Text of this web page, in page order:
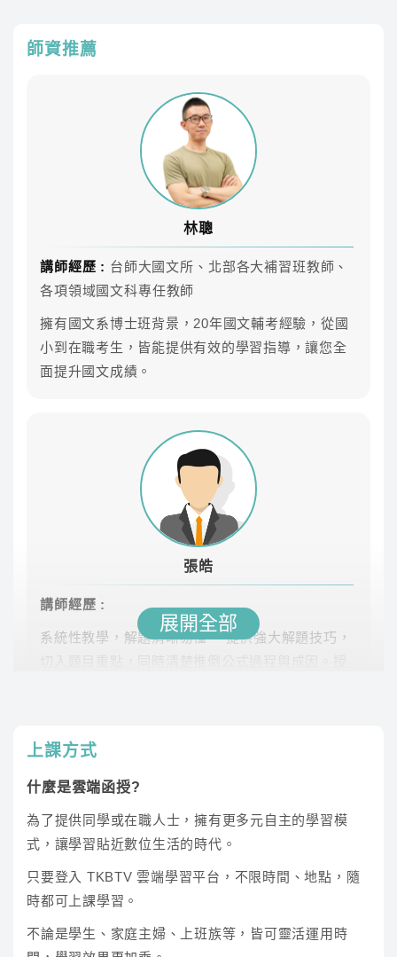
專業師資團隊，教學內容紮實完整，課程類組選擇多元
課後LINE社群與其他考生切磋討論、專員1對1諮詢協助
雲端課程不受時間地點、不受制式課表的限制，任何時
課程內容
專業師資團隊領軍，共同科目、專業科目AB皆可自
由選擇喜歡的師資來搭配
科目 師資
李華
傑瑞 34.4
職)
熱力學
流體力學
流體機械 林禾
※此為預估時數，課程時數依照老師實際授課為主
程，另部分為通用課程，若有疑問請點選右下角線上客
服諮詢
師資推薦
林聰
講師經歷 : 台師大國文所、北部各大補習班教師、
各項領域國文科專任教師
擁有國文系博士班背景，20年國文輔考經驗，從國
小到在職考生，皆能提供有效的學習指導，讓您全
面提升國文成績。
張皓
講師經歷 :
系統性教學，解題清晰易懂。 提供強大解題技巧，
祝裕
師、機械檢測實驗室負責人、機械技師及格、國家
展開全部
上課方式
什麼是雲端函授?
為了提供同學或在職人士，擁有更多元自主的學習模
式，讓學習貼近數位生活的時代。
只要登入 TKBTV 雲端學習平台，不限時間、地點，隨
時都可上課學習。
不論是學生、家庭主婦、上班族等，皆可靈活運用時